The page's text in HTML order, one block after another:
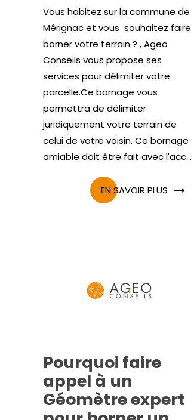
Vous habitez sur la commune de
Mérignac et vous souhaitez faire
borner votre terrain ? , Ageo
Conseils vous propose ses
services pour délimiter votre
parcelle.Ce bornage vous
permettra de délimiter
juridiquement votre terrain de
celui de votre voisin. Ce bornage
amiable doit être fait avec l'acc...
EN SAVOIR PLUS
Pourquoi faire
appel à un
Géomètre expert